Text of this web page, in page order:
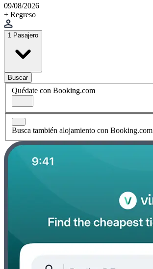
09/08/2026
+ Regreso
1 Pasajero
Buscar
Quédate con Booking.com
Busca también alojamiento con Booking.com